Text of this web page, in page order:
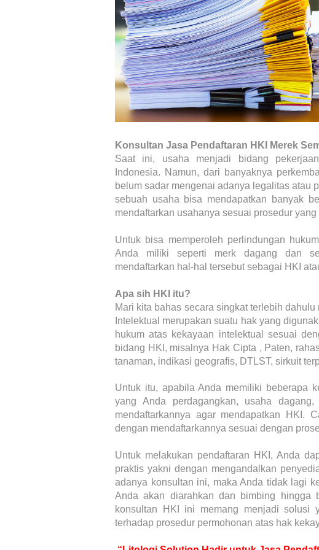
Konsultan Jasa Pendaftaran HKI Merek
Saat ini, usaha menjadi bidang
Indonesia. Namun, dari banyaknya
belum sadar mengenai adanya legalitas atau
sebuah usaha bisa mendapatkan banyak
mendaftarkan usahanya sesuai prosedur yang
Untuk bisa memperoleh perlindungan
Anda miliki seperti merk dagang dan
mendaftarkan hal-hal tersebut sebagai HKI
Apa sih HKI itu?
Mari kita bahas secara singkat terlebih
Intelektual merupakan suatu hak yang
hukum atas kekayaan intelektual sesuai
bidang HKI, misalnya Hak Cipta , Paten,
tanaman, indikasi geografis, DTLST, sirkuit
Untuk itu, apabila Anda memiliki beberapa
yang Anda perdagangkan, usaha
mendaftarkannya agar mendapatkan HKI.
dengan mendaftarkannya sesuai dengan
Untuk melakukan pendaftaran HKI, Anda
praktis yakni dengan mengandalkan
adanya konsultan ini, maka Anda tidak lagi
Anda akan diarahkan dan bimbing hingga
konsultan HKI ini memang menjadi solusi
terhadap prosedur permohonan atas hak